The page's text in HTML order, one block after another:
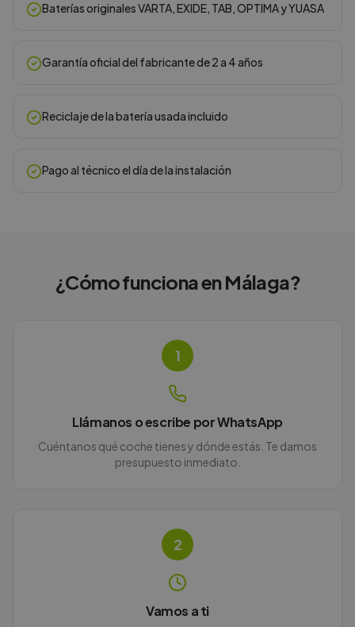
Baterías originales VARTA, EXIDE, TAB, OPTIMA y YUASA
Garantía oficial del fabricante de 2 a 4 años
Reciclaje de la batería usada incluido
Pago al técnico el día de la instalación
¿Cómo funciona enMálaga?
1
Llámanos o escribe por WhatsApp
Cuéntanos qué coche tienes y dónde estás. Te damos
presupuesto inmediato.
2
Vamos a ti